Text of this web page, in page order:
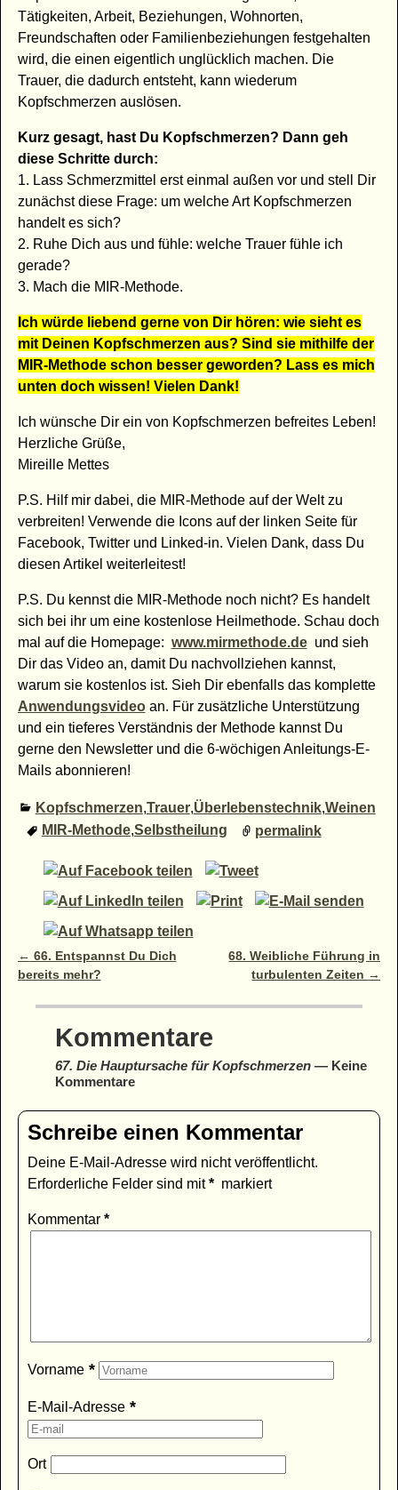
Tätigkeiten, Arbeit, Beziehungen, Wohnorten,
Freundschaften oder Familienbeziehungen festgehalten
wird, die einen eigentlich unglücklich machen. Die
Trauer, die dadurch entsteht, kann wiederum
Kopfschmerzen auslösen.
Kurz gesagt, hast Du Kopfschmerzen? Dann geh
diese Schritte durch:
1. Lass Schmerzmittel erst einmal außen vor und stell Dir
zunächst diese Frage: um welche Art Kopfschmerzen
handelt es sich?
2. Ruhe Dich aus und fühle: welche Trauer fühle ich
gerade?
3. Mach die MIR-Methode.
Ich würde liebend gerne von Dir hören: wie sieht es
mit Deinen Kopfschmerzen aus? Sind sie mithilfe der
MIR-Methode schon besser geworden? Lass es mich
unten doch wissen! Vielen Dank!
Ich wünsche Dir ein von Kopfschmerzen befreites Leben!
Herzliche Grüße,
Mireille Mettes
P.S. Hilf mir dabei, die MIR-Methode auf der Welt zu
verbreiten! Verwende die Icons auf der linken Seite für
Facebook, Twitter und Linked-in. Vielen Dank, dass Du
diesen Artikel weiterleitest!
P.S. Du kennst die MIR-Methode noch nicht? Es handelt
sich bei ihr um eine kostenlose Heilmethode. Schau doch
mal auf die Homepage: www.mirmethode.deund sieh
Dir das Video an, damit Du nachvollziehen kannst,
warum sie kostenlos ist. Sieh Dir ebenfalls das komplette
Anwendungsvideoan. Für zusätzliche Unterstützung
und ein tieferes Verständnis der Methode kannst Du
gerne den Newsletter und die 6-wöchigen Anleitungs-E-
Mails abonnieren!
Kopfschmerzen,Trauer,Überlebenstechnik,Weinen
MIR-Methode,Selbstheilung permalink
Artikelnavigation
← 66. Entspannst Du Dich
bereits mehr?
68. Weibliche Führung in
turbulenten Zeiten →
Kommentare
67. Die Hauptursache für Kopfschmerzen— Keine
Kommentare
Schreibe einen Kommentar
Deine E-Mail-Adresse wird nicht veröffentlicht.
Erforderliche Felder sind mit* markiert
Kommentar *
Vorname *
E-Mail-Adresse *
Ort